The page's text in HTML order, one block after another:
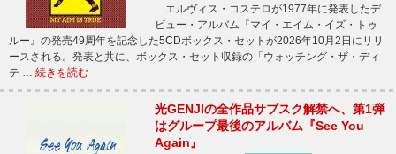
エルヴィス・コステロが1977年に発表したデ
ビュー・アルバム『マイ・エイム・イズ・トゥ
ルー』の発売49周年を記念した5CDボックス・セットが2026年10月2日にリリ
ースされる。発表と共に、ボックス・セット収録の「ウォッチング・ザ・ディ
テ … 続きを読む
光GENJIの全作品サブスク解禁へ、第1弾
はグループ最後のアルバム『See You
Again』